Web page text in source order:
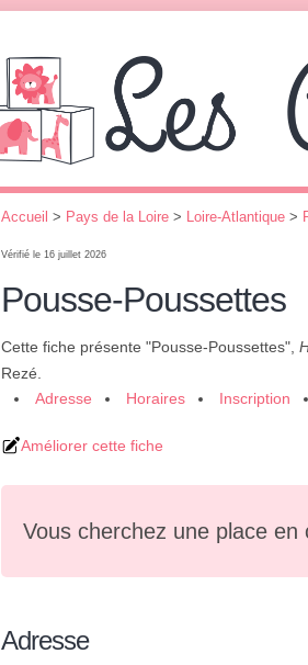
Accueil > Pays de la Loire > Loire-Atlantique >
Vérifié le 16 juillet 2026
Pousse-Poussettes
Cette fiche présente "Pousse-Poussettes",
Rezé.
Adresse
Horaires Inscription
Améliorer cette fiche
Vous cherchez une place en
Adresse